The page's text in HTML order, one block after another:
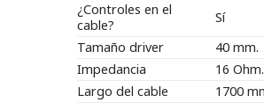
¿Controles en el
cable?
Sí
Tamaño driver
40 mm.
Impedancia
16 Ohm.
Largo del cable
1700